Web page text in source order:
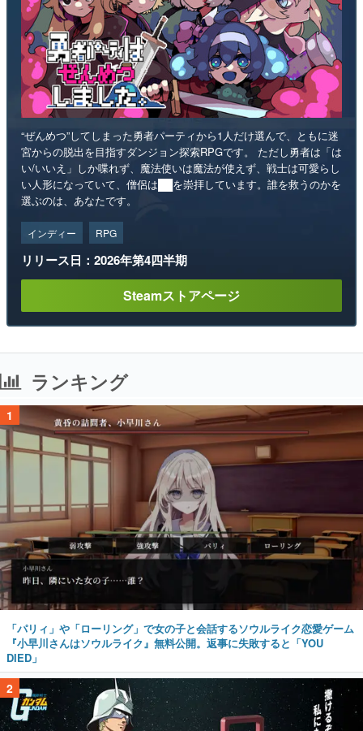
“ぜんめつ”してしまった勇者パーティから1人だけ選んで、ともに迷
宮からの脱出を目指すダンジョン探索RPGです。 ただし勇者は「は
い/いいえ」しか喋れず、魔法使いは魔法が使えず、戦士は可愛らし
い人形になっていて、僧侶は██を崇拝しています。誰を救うのかを
選ぶのは、あなたです。
インディー RPG
リリース日：2026年第4四半期
Steamストアページ
ランキング
1
「パリィ」や「ローリング」で女の子と会話するソウルライク恋愛ゲーム
『小早川さんはソウルライク』無料公開。返事に失敗すると「YOU
DIED」
2